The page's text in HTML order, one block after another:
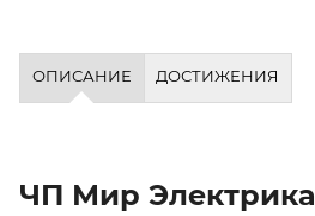
ОПИСАНИЕ ДОСТИЖЕНИЯ
ЧП Мир Электрика